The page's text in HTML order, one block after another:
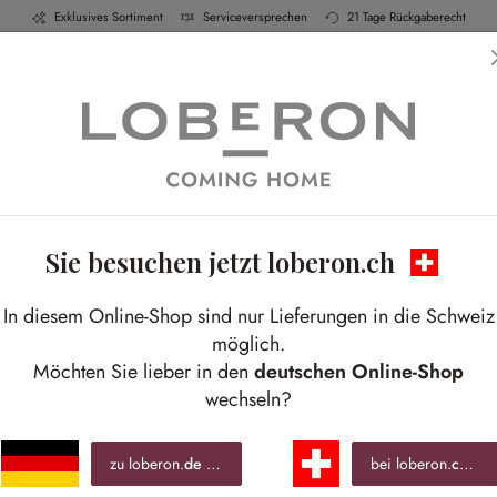
Exklusives Sortiment Serviceversprechen 21 Tage Rückgaberecht
Küche Schlafen Bad
Kleine Blüten, grosse Wirkung
Für ein sanftes Erwachen voller Gemütlichkeit
Sie besuchen jetzt loberon.ch
In diesem Online-Shop sind nur Lieferungen in die Schweiz
möglich.
Möchten Sie lieber in den deutschen Online-Shop
wechseln?
zu loberon.de bei loberon.ch